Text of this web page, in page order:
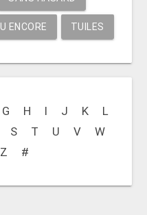
ENCORE TUILES
G H I J K
L
S T U V
W
Z #